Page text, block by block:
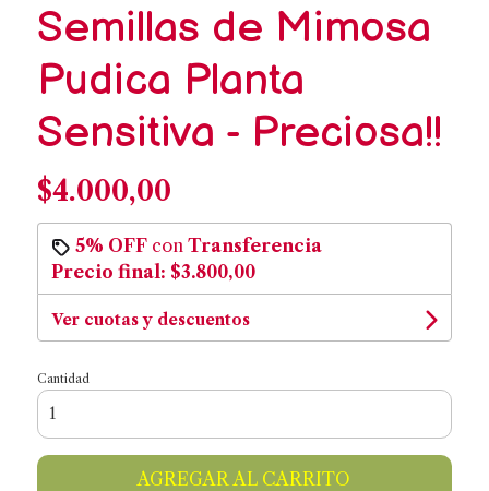
Semillas de Mimosa
Pudica Planta
Sensitiva - Preciosa!!
$4.000,00
5% OFFcon Transferencia
Precio final: $3.800,00
Ver cuotas y descuentos
Cantidad
AGREGAR AL CARRITO